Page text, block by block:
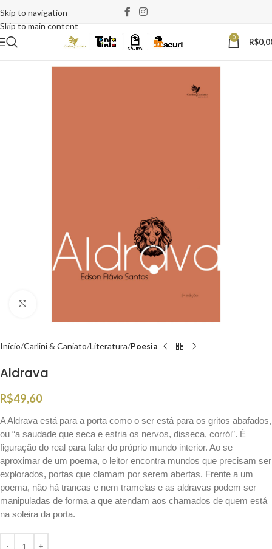
Skip to navigation
Skip to main content
0 R$
Início Carlini & Caniato Literatura Poesia
Aldrava
R$49,60
A Aldrava está para a porta como o ser está para os gritos abafados,
ou “a saudade que seca e estria os nervos, disseca, corrói”. É
figuração do real para falar do próprio mundo interior. Ao se
aproximar de um poema, o leitor encontra mundos que precisam ser
explorados, portas que clamam por serem abertas. Frente a um
poema, não há trancas e nem tramelas e as aldravas podem ser
manipuladas de forma a que atendam aos chamados de quem está
na soleira da porta.